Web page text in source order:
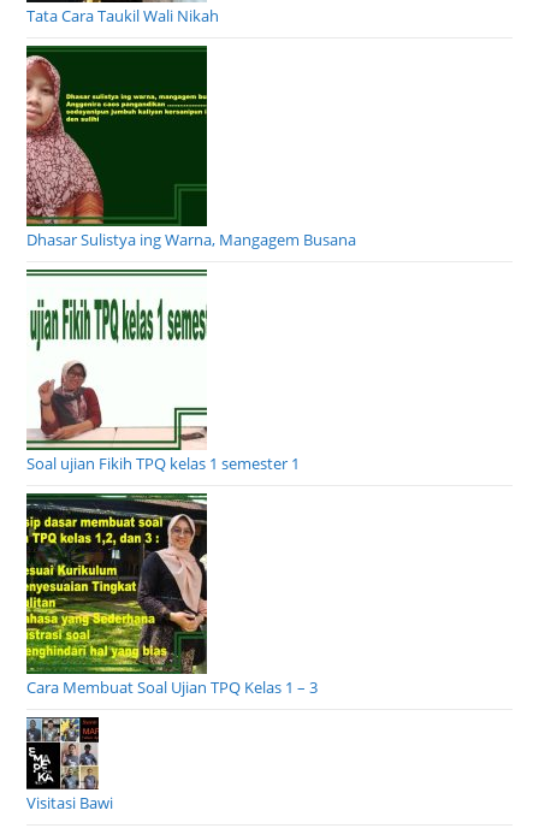
Tata Cara Taukil Wali Nikah
Dhasar Sulistya ing Warna, Mangagem Busana
Soal ujian Fikih TPQ kelas 1 semester 1
Cara Membuat Soal Ujian TPQ Kelas 1 – 3
Visitasi Bawi